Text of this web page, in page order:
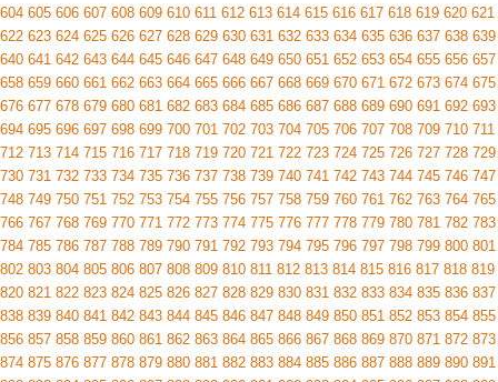
604 605 606 607 608 609 610 611 612 613 614 615 616 617 618 619 620 621
622 623 624 625 626 627 628 629 630 631 632 633 634 635 636 637 638 639
640 641 642 643 644 645 646 647 648 649 650 651 652 653 654 655 656 657
658 659 660 661 662 663 664 665 666 667 668 669 670 671 672 673 674 675
676 677 678 679 680 681 682 683 684 685 686 687 688 689 690 691 692 693
694 695 696 697 698 699 700 701 702 703 704 705 706 707 708 709 710 711
712 713 714 715 716 717 718 719 720 721 722 723 724 725 726 727 728 729
730 731 732 733 734 735 736 737 738 739 740 741 742 743 744 745 746 747
748 749 750 751 752 753 754 755 756 757 758 759 760 761 762 763 764 765
766 767 768 769 770 771 772 773 774 775 776 777 778 779 780 781 782 783
784 785 786 787 788 789 790 791 792 793 794 795 796 797 798 799 800 801
802 803 804 805 806 807 808 809 810 811 812 813 814 815 816 817 818 819
820 821 822 823 824 825 826 827 828 829 830 831 832 833 834 835 836 837
838 839 840 841 842 843 844 845 846 847 848 849 850 851 852 853 854 855
856 857 858 859 860 861 862 863 864 865 866 867 868 869 870 871 872 873
874 875 876 877 878 879 880 881 882 883 884 885 886 887 888 889 890 891